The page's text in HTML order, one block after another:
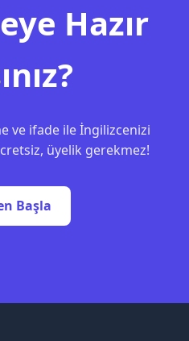
Hazır
ve ifade ile İngilizcenizi
üyelik gerekmez!
Başla